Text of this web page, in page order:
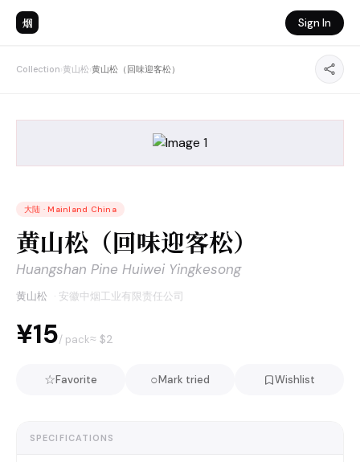
烟 Sign In
Collection›黄山松›黄山松（回味迎客松）
大陆 · Mainland China
黄山松（回味迎客松）
Huangshan Pine Huiwei Yingkesong
黄山松 · 安徽中烟工业有限责任公司
¥15/ pack≈ $2
☆Favorite ○Mark tried Wishlist
SPECIFICATIONS